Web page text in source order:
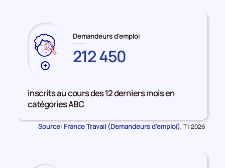
Plus
données
sur
les
SEINE-
Demandeurs d'emploi
212 450
inscrits au cours des 12 derniers mois en
catégories ABC
Source: France Travail (Demandeurs d'emploi), Données
T1 2026